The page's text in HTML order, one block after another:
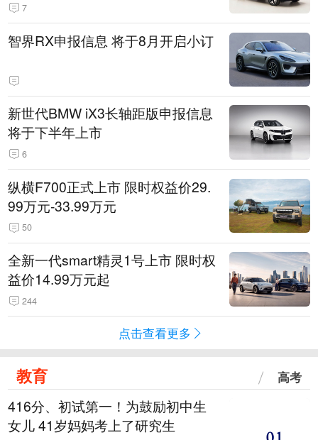
7
智界RX申报信息 将于8月开启小订
新世代BMW iX3长轴距版申报信息
将于下半年上市
6
纵横F700正式上市 限时权益价29.
99万元-33.99万元
50
全新一代smart精灵1号上市 限时权
益价14.99万元起
244
点击查看更多
教育 高考
416分、初试第一！为鼓励初中生
女儿 41岁妈妈考上了研究生